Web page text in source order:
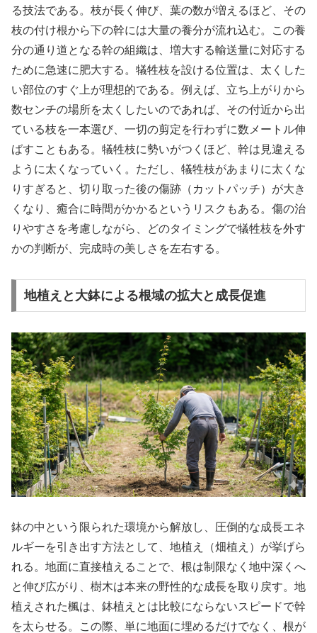
る技法である。枝が長く伸び、葉の数が増えるほど、その
枝の付け根から下の幹には大量の養分が流れ込む。この養
分の通り道となる幹の組織は、増大する輸送量に対応する
ために急速に肥大する。犠牲枝を設ける位置は、太くした
い部位のすぐ上が理想的である。例えば、立ち上がりから
数センチの場所を太くしたいのであれば、その付近から出
ている枝を一本選び、一切の剪定を行わずに数メートル伸
ばすこともある。犠牲枝に勢いがつくほど、幹は見違える
ように太くなっていく。ただし、犠牲枝があまりに太くな
りすぎると、切り取った後の傷跡（カットパッチ）が大き
くなり、癒合に時間がかかるというリスクもある。傷の治
りやすさを考慮しながら、どのタイミングで犠牲枝を外す
かの判断が、完成時の美しさを左右する。
地植えと大鉢による根域の拡大と成長促進
鉢の中という限られた環境から解放し、圧倒的な成長エネ
ルギーを引き出す方法として、地植え（畑植え）が挙げら
れる。地面に直接植えることで、根は制限なく地中深くへ
と伸び広がり、樹木は本来の野性的な成長を取り戻す。地
植えされた楓は、鉢植えとは比較にならないスピードで幹
を太らせる。この際、単に地面に埋めるだけでなく、根が